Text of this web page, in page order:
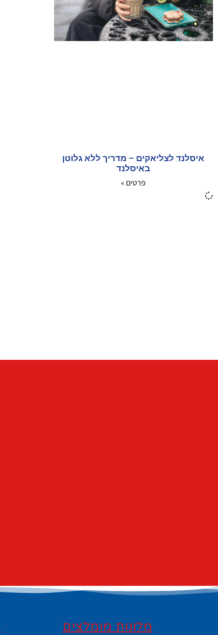
איסלנד לצליאקים – מדריך ללא גלוטן
באיסלנד
פרטים »
מלונות מומלצים